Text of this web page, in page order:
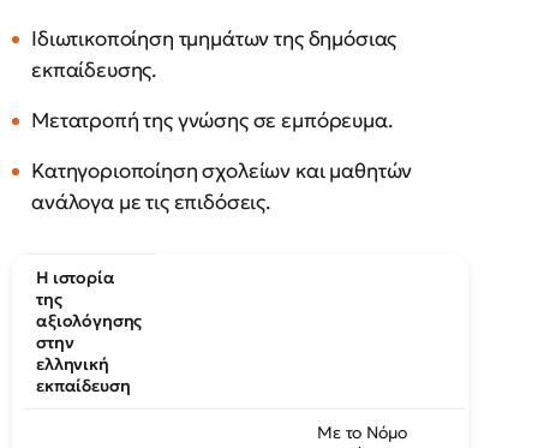
Ιδιωτικοποίηση τμημάτων της δημόσιας
εκπαίδευσης.
Μετατροπή της γνώσης σε εμπόρευμα.
Κατηγοριοποίηση σχολείων και μαθητών
ανάλογα με τις επιδόσεις.
Η ιστορία
της
αξιολόγησης
στην
ελληνική
εκπαίδευση
Με το Νόμο